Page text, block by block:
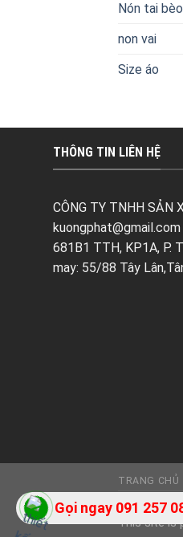
Nón tai bèo
non vai
Size áo
THÔNG TIN LIÊN HỆ
CÔNG TY TNHH SẢN
kuongphat@gmail.com
681B1 TTH, KP1A, P.
may: 55/88 Tây
TRANG CHỦ
Copyright
This site is
Gọi ngay 091 257